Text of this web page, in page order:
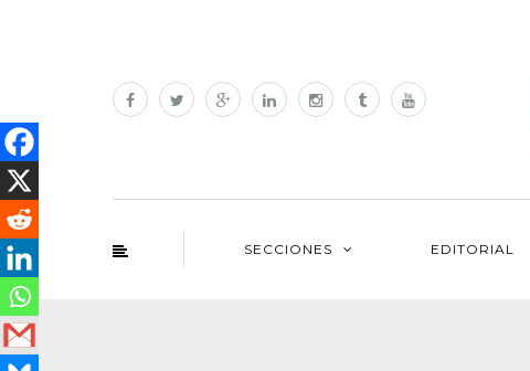
SECCIONES EDITORIAL